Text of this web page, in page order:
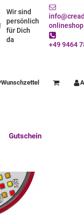
Wir sind
persönlich
für Dich
da
+49 9464
Wunschzettel Warenkorb
Gutschein
ROBOTER